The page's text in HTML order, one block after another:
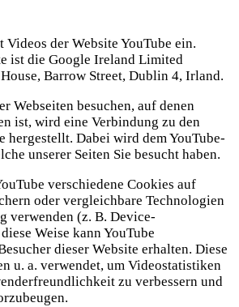
Videos der Website YouTube ein.
ist die Google Ireland Limited
Barrow Street, Dublin 4, Irland.
Webseiten besuchen, auf denen
ist, wird eine Verbindung zu den
hergestellt. Dabei wird dem YouTube-
unserer Seiten Sie besucht haben.
verschiedene Cookies auf
oder vergleichbare Technologien
verwenden (z. B. Device-
Weise kann YouTube
dieser Website erhalten. Diese
u. a. verwendet, um Videostatistiken
zu verbessern und